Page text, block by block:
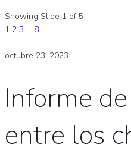
Showing Slide 1 of 5
1 2 3 … 8
octubre 23, 2023
Informe
entre los